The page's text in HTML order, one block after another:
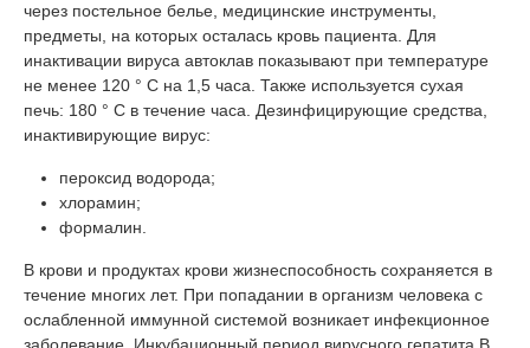
через постельное белье, медицинские инструменты,
предметы, на которых осталась кровь пациента. Для
инактивации вируса автоклав показывают при температуре
не менее 120 ° C на 1,5 часа. Также используется сухая
печь: 180 ° C в течение часа. Дезинфицирующие средства,
инактивирующие вирус:
пероксид водорода;
хлорамин;
формалин.
В крови и продуктах крови жизнеспособность сохраняется в
течение многих лет. При попадании в организм человека с
ослабленной иммунной системой возникает инфекционное
заболевание. Инкубационный период вирусного гепатита В